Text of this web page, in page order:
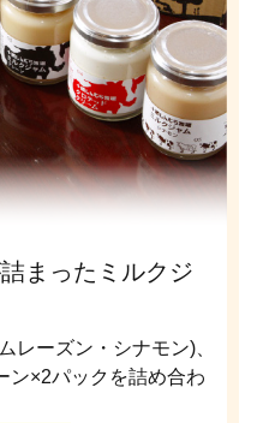
まったミルクジ
レーズン・シナモン)、
ン×2パックを詰め合わ